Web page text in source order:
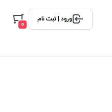
ورود | ثبت نام
0